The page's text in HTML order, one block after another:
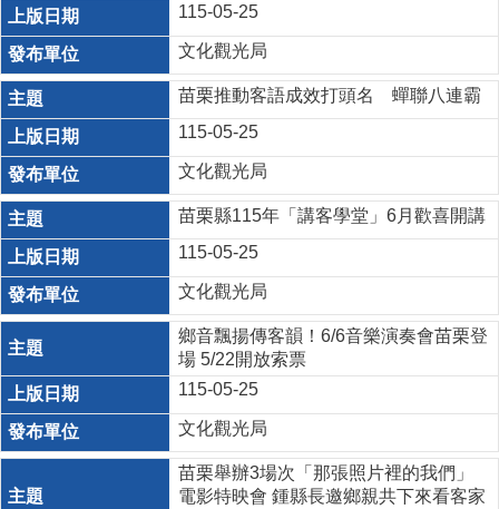
115-05-25
文化觀光局
苗栗推動客語成效打頭名 蟬聯八連霸
115-05-25
文化觀光局
苗栗縣115年「講客學堂」6月歡喜開講
115-05-25
文化觀光局
鄉音飄揚傳客韻！6/6音樂演奏會苗栗登
場 5/22開放索票
115-05-25
文化觀光局
苗栗舉辦3場次「那張照片裡的我們」
電影特映會 鍾縣長邀鄉親共下來看客家